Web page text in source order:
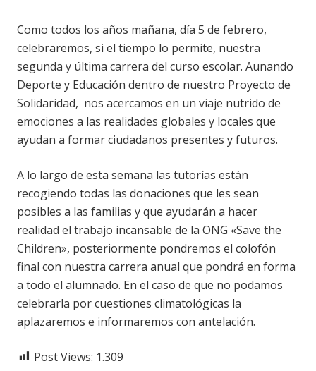
Como todos los años mañana, día 5 de febrero,
celebraremos, si el tiempo lo permite, nuestra
segunda y última carrera del curso escolar. Aunando
Deporte y Educación dentro de nuestro Proyecto de
Solidaridad, nos acercamos en un viaje nutrido de
emociones a las realidades globales y locales que
ayudan a formar ciudadanos presentes y futuros.
A lo largo de esta semana las tutorías están
recogiendo todas las donaciones que les sean
posibles a las familias y que ayudarán a hacer
realidad el trabajo incansable de la ONG «Save the
Children», posteriormente pondremos el colofón
final con nuestra carrera anual que pondrá en forma
a todo el alumnado. En el caso de que no podamos
celebrarla por cuestiones climatológicas la
aplazaremos e informaremos con antelación.
Post Views: 1.309